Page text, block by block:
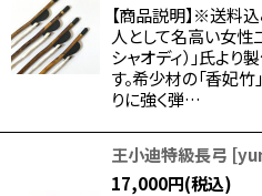
【商品説明】※送料
人として名高い女性
シャオディ）」氏より
す。希少材の「香妃
りに強く弾…
王小迪特級長弓 [
17,000円(税込)